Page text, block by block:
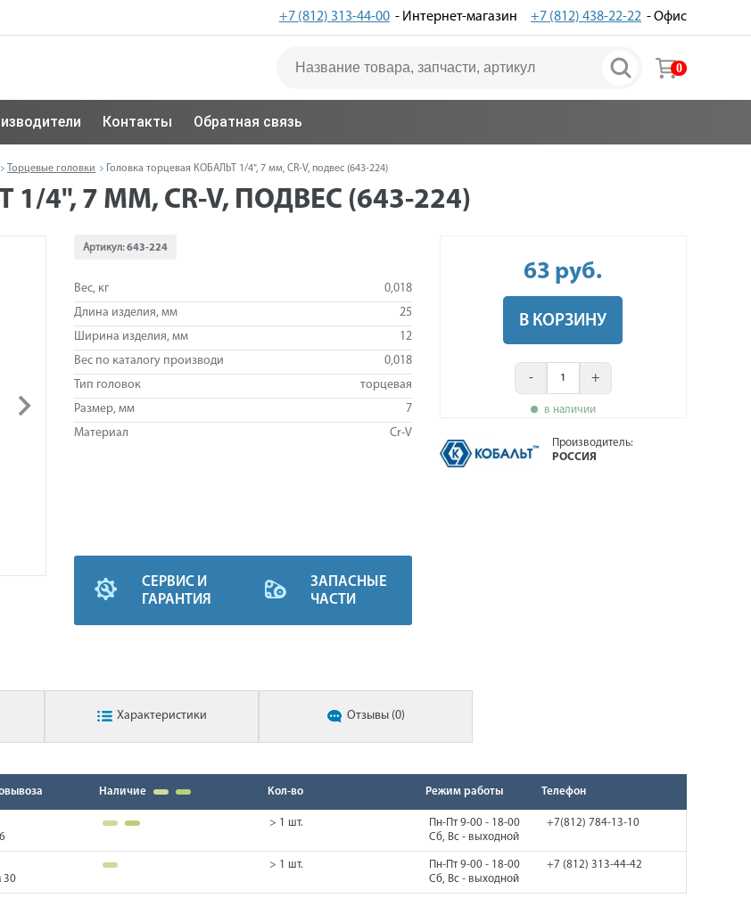
+7 (812) 313-44-00 - Интернет-магазин +7 (812) 438-22-22 - Офис
0
Контакты Обратная связь
Торцевые головки Головка торцевая КОБАЛЬТ 1/4", 7 мм, CR-V, подвес (643-224)
4", 7 ММ, CR-V, ПОДВЕС (643-224)
Артикул:643-224
Вес, кг
0,018
Длина изделия, мм
25
Ширина изделия, мм
12
Вес по каталогу производи
0,018
Тип головок
торцевая
Размер, мм
7
Материал
Cr-V
СЕРВИС И
ГАРАНТИЯ
ЗАПАСНЫЕ
ЧАСТИ
63 руб.
В КОРЗИНУ
- +
в наличии
Производитель:
РОССИЯ
Характеристики Отзывы (0)
Наличие Кол-во Режим работы Телефон
> 1 шт.
Пн-Пт 9-00 - 18-00
Сб, Вс - выходной
+7(812) 784-13-10
30
> 1 шт.
Пн-Пт 9-00 - 18-00
Сб, Вс - выходной
+7 (812) 313-44-42